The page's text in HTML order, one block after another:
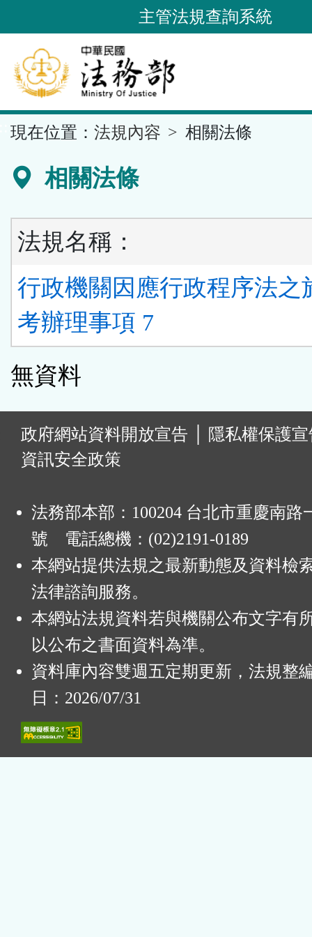
到
要
內
容
區
主管法規查詢系統
現在位置： 法規內容 相關法條
相關法條
法規名稱：
行政機關因應行政程序法之
考辦理事項 7
無資料
政府網站資料開放宣告
隱私權保護
資訊安全政策
法務部本部：100204 台北市重慶南路
號 電話總機：(02)2191-0189
本網站提供法規之最新動態及資料檢
法律諮詢服務。
本網站法規資料若與機關公布文字有
以公布之書面資料為準。
資料庫內容雙週五定期更新，法規整
日：2026/07/31